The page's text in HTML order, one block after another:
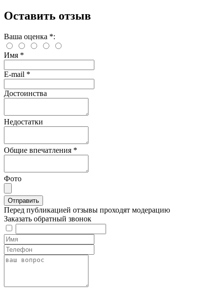
Оставить отзыв
Ваша оценка *:
Имя *
E-mail *
Достоинства
Недостатки
Общие впечатления *
Фото
Перед публикацией отзывы проходят модерацию
Заказать обратный звонок